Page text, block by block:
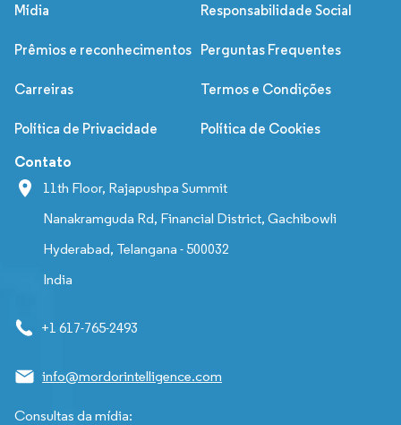
Mídia Responsabilidade Social
Prêmios e reconhecimentos Perguntas Frequentes
Carreiras Termos e Condições
Política de Privacidade Política de Cookies
Contato
11th Floor, Rajapushpa Summit
Nanakramguda Rd, Financial District, Gachibowli
Hyderabad, Telangana - 500032
India
+1 617-765-2493
info@mordorintelligence.com
Consultas da mídia: